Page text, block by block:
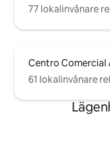
77 lokalinvånare
Centro Comercial
61 lokalinvånare